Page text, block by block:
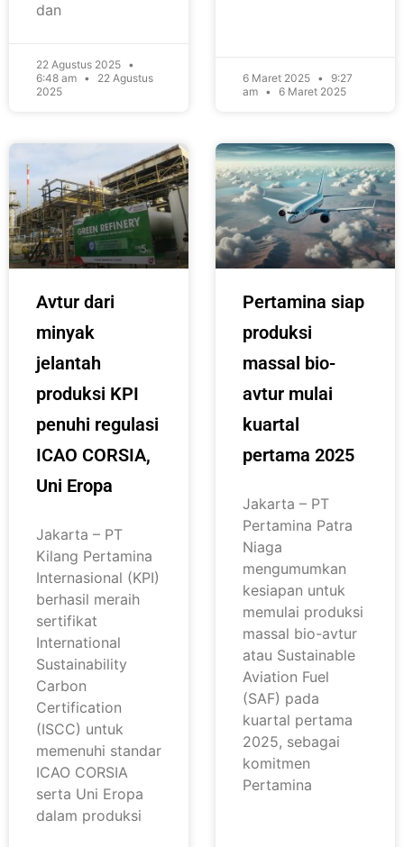
dan
22 Agustus 2025
6:48 am
22 Agustus
2025
6 Maret 2025
9:27
am
6 Maret 2025
Avtur dari
minyak
jelantah
produksi KPI
penuhi regulasi
ICAO CORSIA,
Uni Eropa
Jakarta – PT
Kilang Pertamina
Internasional (KPI)
berhasil meraih
sertifikat
International
Sustainability
Carbon
Certification
(ISCC) untuk
memenuhi standar
ICAO CORSIA
serta Uni Eropa
dalam produksi
Pertamina siap
produksi
massal bio-
avtur mulai
kuartal
pertama 2025
Jakarta – PT
Pertamina Patra
Niaga
mengumumkan
kesiapan untuk
memulai produksi
massal bio-avtur
atau Sustainable
Aviation Fuel
(SAF) pada
kuartal pertama
2025, sebagai
komitmen
Pertamina